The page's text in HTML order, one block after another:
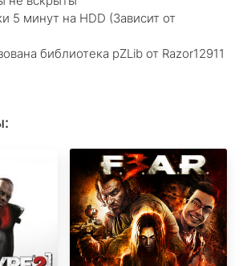
5 минут на HDD (Зависит от
библиотека pZLib от Razor12911